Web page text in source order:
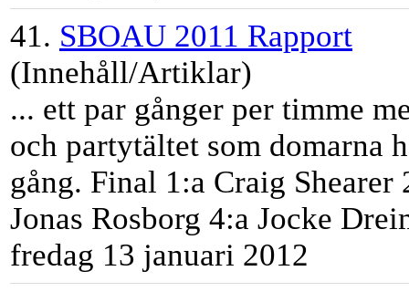
41. SBOAU 2011 Rapport
(Innehåll/Artiklar)
... ett par gånger per timme
och partytältet som domarna
gång. Final 1:a Craig
Jonas Rosborg 4:a Jocke
fredag 13 januari 2012